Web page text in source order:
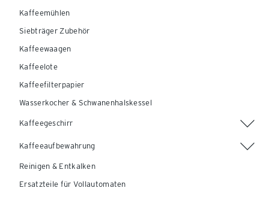
Kaffeemühlen
Siebträger Zubehör
Kaffeewaagen
Kaffeelote
Kaffeefilterpapier
Wasserkocher & Schwanenhalskessel
Kaffeegeschirr
Kaffeeaufbewahrung
Reinigen & Entkalken
Ersatzteile für Vollautomaten